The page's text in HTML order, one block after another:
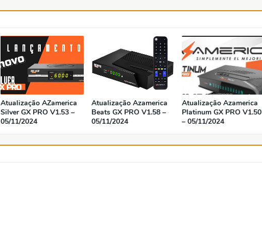
Atualização AZamerica
Silver GX PRO V1.53 –
05/11/2024
Atualização Azamerica
Beats GX PRO V1.58 –
05/11/2024
Atualização Azamerica
Platinum GX PRO V1.50
– 05/11/2024